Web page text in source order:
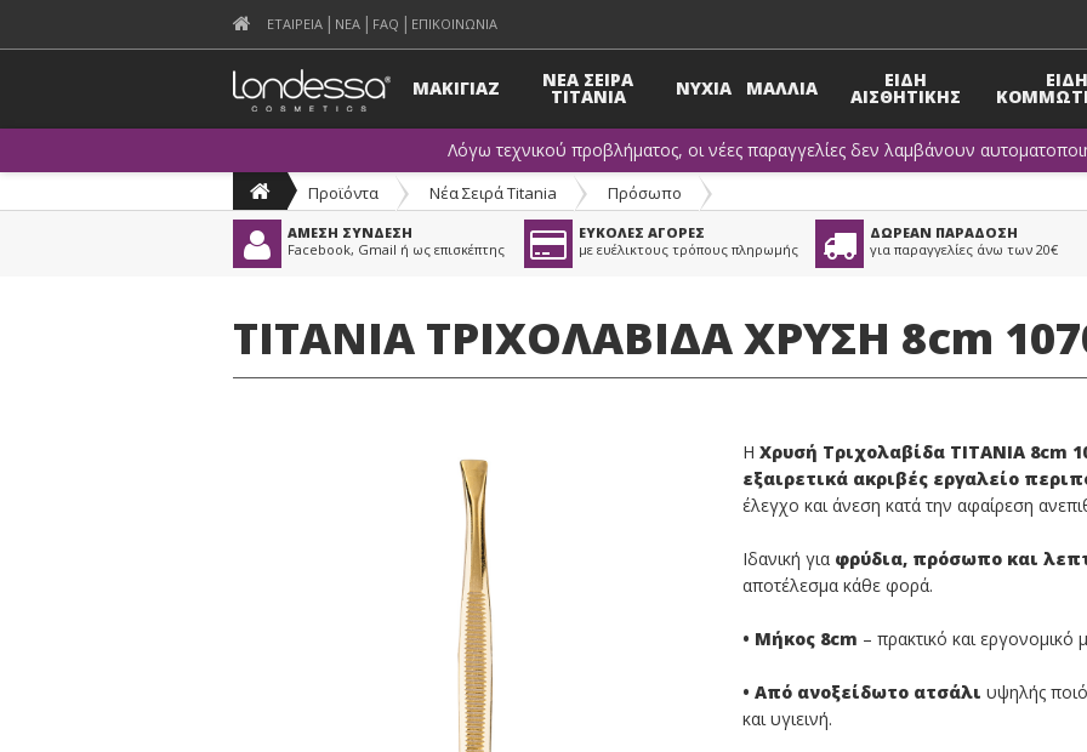
ΕΤΑΙΡΕΙΑ ΝΕΑ FAQ ΕΠΙΚΟΙΝΩΝΙΑ
ΜΑΚΙΓΙΑΖ ΝΕΑ ΣΕΙΡΑ
TITANIA ΝΥΧΙΑ ΜΑΛΛΙΑ ΕΙΔΗ
ΑΙΣΘΗΤΙΚΗΣ
ΕΙΔΗ
Λόγω τεχνικού προβλήματος, οι νέες παραγγελίες δεν λαμβάνουν
Προϊόντα > Νέα Σειρά Titania > Πρόσωπο
ΑΜΕΣΗ ΣΥΝΔΕΣΗ
Facebook, Gmail ή ως επισκέπτης
ΕΥΚΟΛΕΣ ΑΓΟΡΕΣ
με ευέλικτους τρόπους πληρωμής
ΔΩΡΕΑΝ ΠΑΡΑΔΟΣΗ
για παραγγελίες άνω των 20€
TITANIA ΤΡΙΧΟΛΑΒΙΔΑ ΧΡΥΣΗ 8cm
Η Χρυσή Τριχολαβίδα TITANIA 8cm
εξαιρετικά ακριβές εργαλείο
έλεγχο και άνεση κατά την αφαίρεση
Ιδανική για φρύδια, πρόσωπο και
αποτέλεσμα κάθε φορά.
• Μήκος 8cm – πρακτικό και εργονομικό
• Από ανοξείδωτο ατσάλι υψηλής
και υγιεινή.